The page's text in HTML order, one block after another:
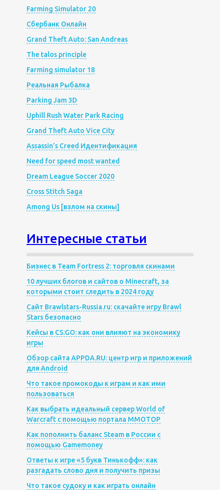
Farming Simulator 20
Сбербанк Онлайн
Grand Theft Auto: San Andreas
The talos principle
Farming simulator 18
Реальная Рыбалка
Parking Jam 3D
Uphill Rush Water Park Racing
Grand Theft Auto Vice City
Assassin’s Creed Идентификация
Need for speed most wanted
Dream League Soccer 2020
Cross Stitch Saga
Among Us [взлом на скины]
Интересные статьи
Бизнес в Team Fortress 2: торговля скинами
10 лучших блогов и сайтов о Minecraft, за
которыми стоит следить в 2024 году
Сайт Brawlstars-Russia.ru: скачайте игру Brawl
Stars безопасно
Кейсы в CS:GO: как они влияют на экономику
игры
Обзор сайта APPDA.RU: центр игр и приложений
для Android
Что такое промокоды к играм и как ими
пользоваться
Как выбрать идеальный сервер World of
Warcraft с помощью портала MMOTOP
Как пополнить баланс Steam в России с
помощью Gamemoney
Ответы к игре «5 букв Тинькофф»: как
разгадать слово дня и получить призы
Что такое судоку и как играть онлайн